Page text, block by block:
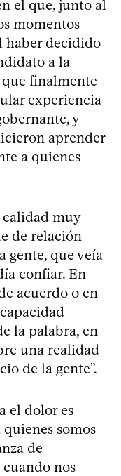
el que, junto al
momentos
haber decidido
a la
finalmente
experiencia
y
aprender
a quienes
calidad muy
de relación
gente, que veía
confiar. En
acuerdo o en
la palabra, en
una realidad
de la gente”.
el dolor es
somos
de
nos